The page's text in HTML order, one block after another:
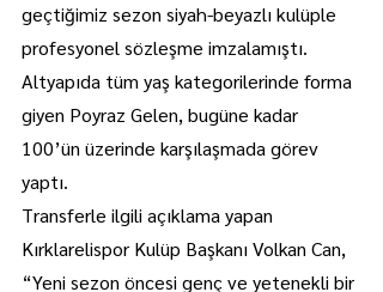
geçtiğimiz sezon siyah-beyazlı kulüple
profesyonel sözleşme imzalamıştı.
Altyapıda tüm yaş kategorilerinde forma
giyen Poyraz Gelen, bugüne kadar
100’ün üzerinde karşılaşmada görev
yaptı.
Transferle ilgili açıklama yapan
Kırklarelispor Kulüp Başkanı Volkan Can,
“Yeni sezon öncesi genç ve yetenekli bir